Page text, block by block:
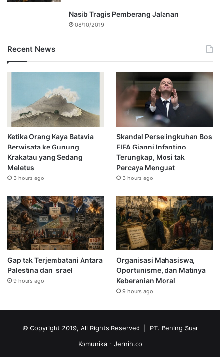
Nasib Tragis Pemberang Jalanan
08/10/2019
Recent News
Ketika Orang Kaya Batavia
Berwisata ke Gunung
Krakatau yang Sedang
Meletus
3 hours ago
Skandal Perselingkuhan Bos
FIFA Gianni Infantino
Terungkap, Mosi tak
Percaya Menguat
3 hours ago
Gap tak Terjembatani Antara
Palestina dan Israel
9 hours ago
Organisasi Mahasiswa,
Oportunisme, dan Matinya
Keberanian Moral
9 hours ago
© Copyright 2019, All Rights Reserved | PT. Bening Suar
Komunika - Jernih.co